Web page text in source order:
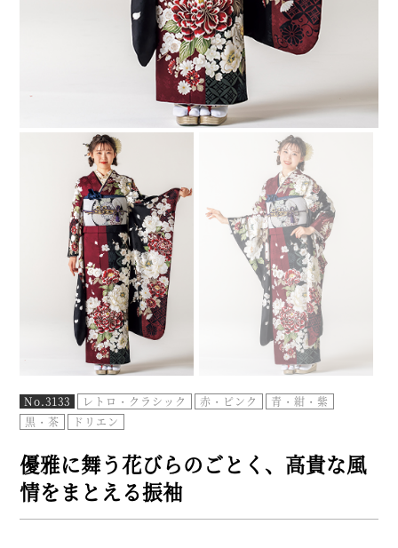
No.3133 レトロ・クラシック 赤・ピンク
青・紺・紫
黒・茶
ドリエン
優雅に舞う花びらのごとく、高貴な風
情をまとえる振袖